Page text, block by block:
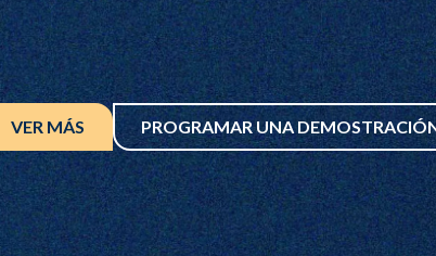
VER MÁS PROGRAMAR UNA